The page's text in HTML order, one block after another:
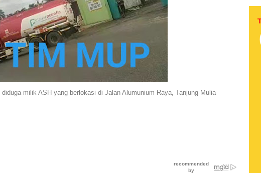
milik ASH yang berlokasi di Jalan Alumunium Raya, Tanjung Mulia